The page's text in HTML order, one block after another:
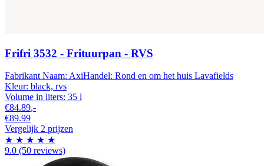
Frifri 3532 - Frituurpan - RVS
Fabrikant Naam: AxiHandel: Rond en om het huis Lavafields
Kleur: black, rvs
Volume in liters: 35 l
€84.89,-
€89.99
Vergelijk 2 prijzen
★ ★ ★ ★ ★
9.0 (50 reviews)